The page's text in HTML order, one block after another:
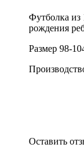
Футболка из
рождения
Размер 98-
Оставить